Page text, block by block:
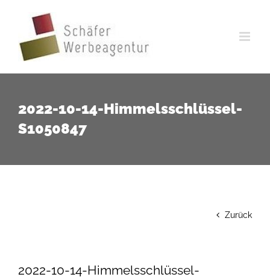
springen
2022-10-14-Himmelsschlüssel-
S1050847
Zurück
2022-10-14-Himmelsschlüssel-